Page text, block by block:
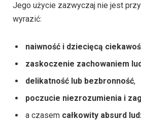
Jego użycie zazwyczaj nie jest
wyrazić:
naiwność i dziecięcą
zaskoczenie zachowaniem
delikatność lub bezbronność,
poczucie niezrozumienia i
a czasem całkowity absurd